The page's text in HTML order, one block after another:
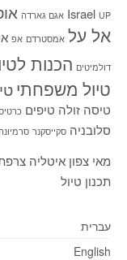
Israel UP אגם גארדה
אל על אמסטרדם אפ
דולמיטים הכנות
טיול משפחתי
טיסה זולה טיפים
סלובניה סקייסקנר
מאי צפון איטליה
תכנון טיול
עברית
English